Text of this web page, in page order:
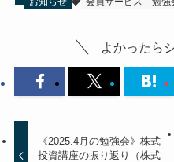
よかったら
《2025.4月の勉強会》株式
投資講座の振り返り（株式